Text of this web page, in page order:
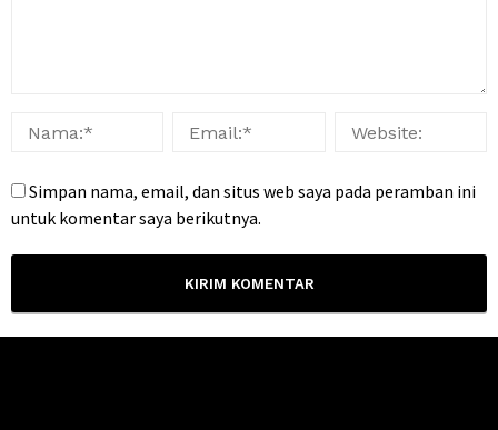
Simpan nama, email, dan situs web saya pada peramban ini
untuk komentar saya berikutnya.